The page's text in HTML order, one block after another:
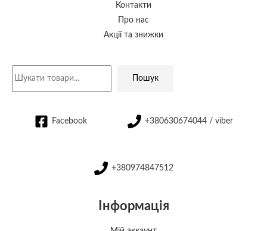
Контакти
Про нас
Акції та знижки
Пошук
Facebook +380630674044 / viber
+380974847512
Інформація